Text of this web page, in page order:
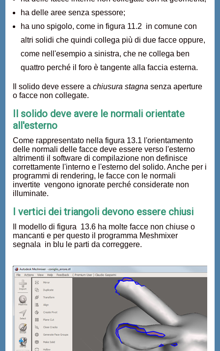
ha delle aree senza spessore;
ha uno spigolo, come in figura 11.2 in comune con
altri solidi che quindi collega più di due facce oppure,
come nell'esempio a sinistra, che ne collega ben
quattro perché il foro è tangente alla faccia esterna.
Il solido deve essere achiusura stagna senza aperture
o facce non collegate.
Il solido deve avere le normali orientate
all'esterno
Come rappresentato nella figura 13.1 l'orientamento
delle normali delle facce deve essere verso l'esterno
altrimenti il software di compilazione non definisce
correttamente l'interno e l'esterno del solido. Anche per i
programmi di rendering, le facce con le normali
invertite vengono ignorate perché considerate non
illuminate.
I vertici dei triangoli devono essere chiusi
Il modello di figura 13.6 ha molte facce non chiuse o
mancanti e per questo il programma Meshmixer
segnala in blu le parti da correggere.